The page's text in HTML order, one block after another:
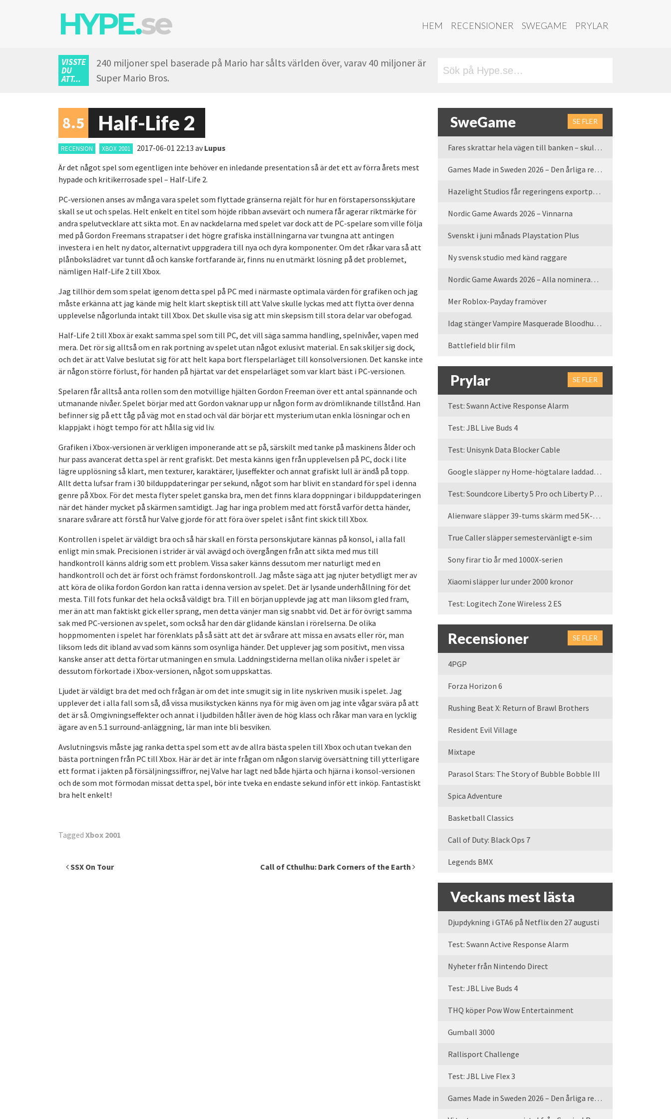
HYPE.se HEM RECENSIONER SWEGAME PRYLAR
VISSTE
DU
ATT...
240 miljoner spel baserade på Mario har sålts världen över, varav 40 miljoner är
Super Mario Bros.
8.5 Half-Life 2
RECENSION XBOX 2001 2017-06-01 22:13 avLupus
Är det något spel som egentligen inte behöver en inledande presentation så är det ett av förra årets mest
hypade och kritikerrosade spel – Half-Life 2.
PC-versionen anses av många vara spelet som flyttade gränserna rejält för hur en förstapersonsskjutare
skall se ut och spelas. Helt enkelt en titel som höjde ribban avsevärt och numera får agerar riktmärke för
andra spelutvecklare att sikta mot. En av nackdelarna med spelet var dock att de PC-spelare som ville följa
med på Gordon Freemans strapatser i det högre grafiska inställningarna var tvungna att antingen
investera i en helt ny dator, alternativt uppgradera till nya och dyra komponenter. Om det råkar vara så att
plånbokslädret var tunnt då och kanske fortfarande är, finns nu en utmärkt lösning på det problemet,
nämligen Half-Life 2 till Xbox.
Jag tillhör dem som spelat igenom detta spel på PC med i närmaste optimala värden för grafiken och jag
måste erkänna att jag kände mig helt klart skeptisk till att Valve skulle lyckas med att flytta över denna
upplevelse någorlunda intakt till Xbox. Det skulle visa sig att min skepsism till stora delar var obefogad.
Half-Life 2 till Xbox är exakt samma spel som till PC, det vill säga samma handling, spelnivåer, vapen med
mera. Det rör sig alltså om en rak portning av spelet utan något exlusivt material. En sak skiljer sig dock,
och det är att Valve beslutat sig för att helt kapa bort flerspelarläget till konsolversionen. Det kanske inte
är någon större förlust, för handen på hjärtat var det enspelarläget som var klart bäst i PC-versionen.
Spelaren får alltså anta rollen som den motvillige hjälten Gordon Freeman över ett antal spännande och
utmanande nivåer. Spelet börjar med att Gordon vaknar upp ur någon form av drömliknande tillstånd. Han
befinner sig på ett tåg på väg mot en stad och väl där börjar ett mysterium utan enkla lösningar och en
klappjakt i högt tempo för att hålla sig vid liv.
Grafiken i Xbox-versionen är verkligen imponerande att se på, särskilt med tanke på maskinens ålder och
hur pass avancerat detta spel är rent grafiskt. Det mesta känns igen från upplevelsen på PC, dock i lite
lägre upplösning så klart, men texturer, karaktärer, ljuseffekter och annat grafiskt lull är ändå på topp.
Allt detta lufsar fram i 30 bilduppdateringar per sekund, något som har blivit en standard för spel i denna
genre på Xbox. För det mesta flyter spelet ganska bra, men det finns klara doppningar i bilduppdateringen
när det händer mycket på skärmen samtidigt. Jag har inga problem med att förstå varför detta händer,
snarare svårare att förstå hur Valve gjorde för att föra över spelet i sånt fint skick till Xbox.
Kontrollen i spelet är väldigt bra och så här skall en första personskjutare kännas på konsol, i alla fall
enligt min smak. Precisionen i strider är väl avvägd och övergången från att sikta med mus till
handkontroll känns aldrig som ett problem. Vissa saker känns dessutom mer naturligt med en
handkontroll och det är först och främst fordonskontroll. Jag måste säga att jag njuter betydligt mer av
att köra de olika fordon Gordon kan ratta i denna version av spelet. Det är lysande underhållning för det
mesta. Till fots funkar det hela också väldigt bra. Till en början upplevde jag att man liksom gled fram,
mer än att man faktiskt gick eller sprang, men detta vänjer man sig snabbt vid. Det är för övrigt samma
sak med PC-versionen av spelet, som också har den där glidande känslan i rörelserna. De olika
hoppmomenten i spelet har förenklats på så sätt att det är svårare att missa en avsats eller rör, man
liksom leds dit ibland av vad som känns som osynliga händer. Det upplever jag som positivt, men vissa
kanske anser att detta förtar utmaningen en smula. Laddningstiderna mellan olika nivåer i spelet är
dessutom förkortade i Xbox-versionen, något som uppskattas.
Ljudet är väldigt bra det med och frågan är om det inte smugit sig in lite nyskriven musik i spelet. Jag
upplever det i alla fall som så, då vissa musikstycken känns nya för mig även om jag inte vågar svära på att
det är så. Omgivningseffekter och annat i ljudbilden håller även de hög klass och råkar man vara en lycklig
ägare av en 5.1 surround-anläggning, lär man inte bli besviken.
Avslutningsvis måste jag ranka detta spel som ett av de allra bästa spelen till Xbox och utan tvekan den
bästa portningen från PC till Xbox. Här är det är inte frågan om någon slarvig översättning till ytterligare
ett format i jakten på försäljningssiffror, nej Valve har lagt ned både hjärta och hjärna i konsol-versionen
och de som mot förmodan missat detta spel, bör inte tveka en endaste sekund inför ett inköp. Fantastiskt
bra helt enkelt!
Tagged Xbox 2001
Inläggsnavigering
SSX On Tour Call of Cthulhu: Dark Corners of the Earth
SweGame SE FLER
Fares skrattar hela vägen till banken – skulle vi tro
Games Made in Sweden 2026 – Den årliga rean är tillbaka
Hazelight Studios får regeringens exportpris 2025
Nordic Game Awards 2026 – Vinnarna
Svenskt i juni månads Playstation Plus
Ny svensk studio med känd raggare
Nordic Game Awards 2026 – Alla nominerade spel
Mer Roblox-Payday framöver
Idag stänger Vampire Masquerade Bloodhunt servrarna
Battlefield blir film
Prylar SE FLER
Test: Swann Active Response Alarm
Test: JBL Live Buds 4
Test: Unisynk Data Blocker Cable
Google släpper ny Home-högtalare laddad med Gemini
Test: Soundcore Liberty 5 Pro och Liberty Pro Max
Alienware släpper 39-tums skärm med 5K-upplösning
True Caller släpper semestervänligt e-sim
Sony firar tio år med 1000X-serien
Xiaomi släpper lur under 2000 kronor
Test: Logitech Zone Wireless 2 ES
Recensioner SE FLER
4PGP
Forza Horizon 6
Rushing Beat X: Return of Brawl Brothers
Resident Evil Village
Mixtape
Parasol Stars: The Story of Bubble Bobble III
Spica Adventure
Basketball Classics
Call of Duty: Black Ops 7
Legends BMX
Veckans mest lästa
Djupdykning i GTA6 på Netflix den 27 augusti
Test: Swann Active Response Alarm
Nyheter från Nintendo Direct
Test: JBL Live Buds 4
THQ köper Pow Wow Entertainment
Gumball 3000
Rallisport Challenge
Test: JBL Live Flex 3
Games Made in Sweden 2026 – Den årliga rean är tillbaka